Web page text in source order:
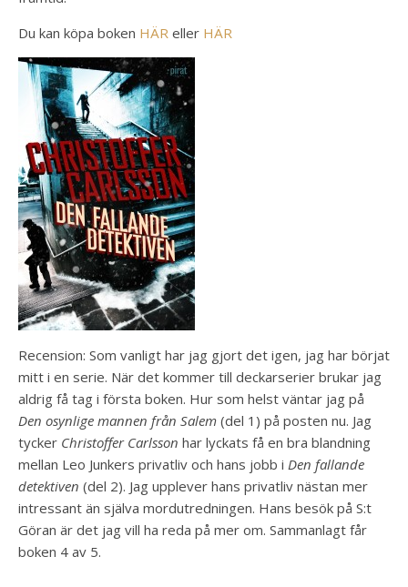
Du kan köpa boken HÄR eller HÄR
Recension: Som vanligt har jag gjort det igen, jag har börjat
mitt i en serie. När det kommer till deckarserier brukar jag
aldrig få tag i första boken. Hur som helst väntar jag på
Den osynlige mannen från Salem (del 1) på posten nu. Jag
tycker Christoffer Carlsson har lyckats få en bra blandning
mellan Leo Junkers privatliv och hans jobb i Den fallande
detektiven (del 2). Jag upplever hans privatliv nästan mer
intressant än själva mordutredningen. Hans besök på S:t
Göran är det jag vill ha reda på mer om. Sammanlagt får
boken 4 av 5.